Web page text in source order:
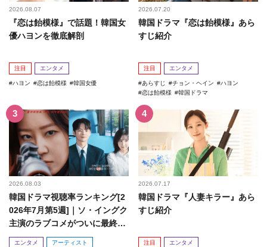
2026.08.07
『恋は飴模様』で話題！韓国女
優ハヨンを徹底解剖
注目 エンタメ
ハヨン 恋は飴模様 韓国女優
2026.07.20
韓国ドラマ『恋は飴模様』あら
すじ紹介
注目 エンタメ
あらすじ チョン・ヘイン
ハヨン
恋は飴模様
韓国ドラマ
2026.08.03
韓国ドラマ視聴率ランキング[2
026年7月第5週]｜ソ・イングク
主演のラブコメがついに最終
回！
エンタメ アーティスト
2026.07.17
韓国ドラマ『人妻キラー』あら
すじ紹介
注目 エンタメ